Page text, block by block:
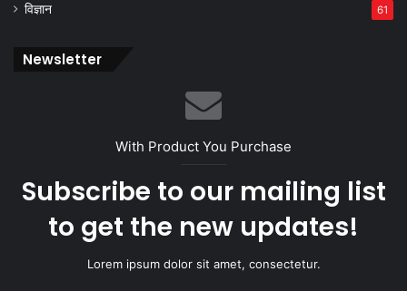
विज्ञान 61
Newsletter
With Product You Purchase
Subscribe to our mailing list
to get the new updates!
Lorem ipsum dolor sit amet, consectetur.